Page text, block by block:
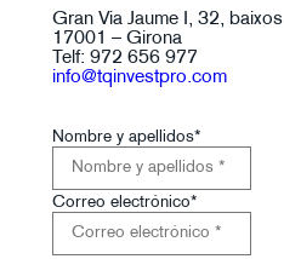
Gran Via Jaume I, 32, baixos
17001 – Girona
Telf: 972 656 977
info@tqinvestpro.com
Nombre y apellidos*
Correo electrónico*